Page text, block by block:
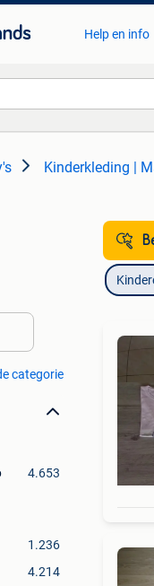
Help en info
Kinderkleding |
categorie
4.653
1.236
4.214